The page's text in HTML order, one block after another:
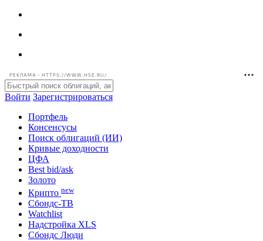
РЕКЛАМА • HTTPS://WWW.HSE.RU/
Войти Зарегистрироваться
Портфель
Консенсусы
Поиск облигаций (ИИ)
Кривые доходности
ЦФА
Best bid/ask
Золото
Крипто new
Сбондс-ТВ
Watchlist
Надстройка XLS
Сбондс Люди